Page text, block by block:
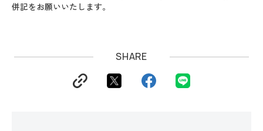
併記をお願いいたします。
SHARE